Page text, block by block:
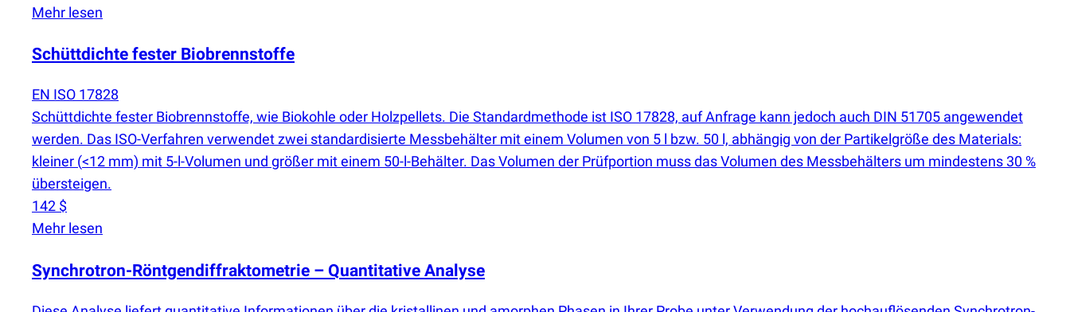
Mehr lesen
Schüttdichte fester Biobrennstoffe
EN ISO 17828
Schüttdichte fester Biobrennstoffe, wie Biokohle oder Holzpellets. Die Standardmethode ist ISO 17828, auf Anfrage kann jedoch auch DIN 51705 angewendet
werden. Das ISO-Verfahren verwendet zwei standardisierte Messbehälter mit einem Volumen von 5 l bzw. 50 l, abhängig von der Partikelgröße des Materials:
kleiner (<12 mm) mit 5-l-Volumen und größer mit einem 50-l-Behälter. Das Volumen der Prüfportion muss das Volumen des Messbehälters um mindestens 30 %
übersteigen.
142 $
Mehr lesen
Synchrotron-Röntgendiffraktometrie – Quantitative Analyse